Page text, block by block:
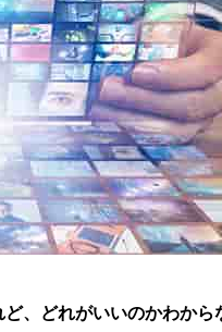
、どれがいいのかわから